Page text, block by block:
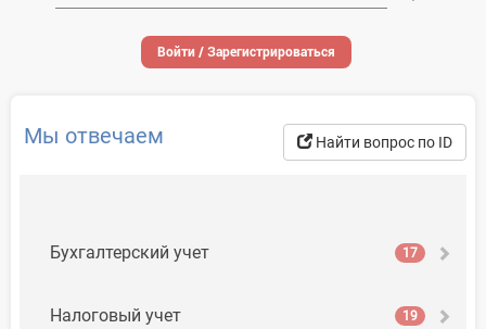
Войти / Зарегистрироваться
Найти вопрос по ID
Мы отвечаем
Бухгалтерский учет 17
Налоговый учет 19